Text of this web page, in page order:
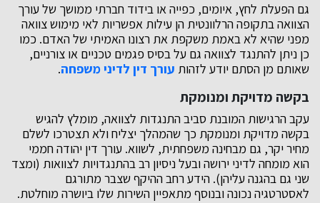
גם הפעלת לחץ, איומים, כפייה או בידוד חברתי ממושך של עורך
הצוואה בתקופה הרלוונטית הן עילות אפשריות לאי מימוש צוואה
מפני שהיא לא באמת משקפת את רצונו האמיתי של האדם. כמו
כן ניתן להתנגד לצוואה גם על בסיס פגמים טכניים או צורניים,
שאותם מן הסתם יודע לזהות עורך דין לדיני משפחה.
בקשה מדויקת ומנומקת
עקב הרגישות המובנת סביב התנגדות לצוואה, מומלץ להגיש
בקשה מדויקת ומנומקת כך שהמהלך יצליח ולא תצטרכו לשלם
מחיר יקר, גם מבחינה משפחתית, לשווא. עורך דין יהודה חממי
הוא מומחה לדיני ירושה ובעל ניסיון רב בהתנגדויות לצוואות (ומצד
שני גם בהגנה עליהן). הידע רחב ההיקף שצבר מתורגם
לאסטרטגיה נכונה ובנוסף מתאפיין השירות שלו ביושרה מוחלטת.